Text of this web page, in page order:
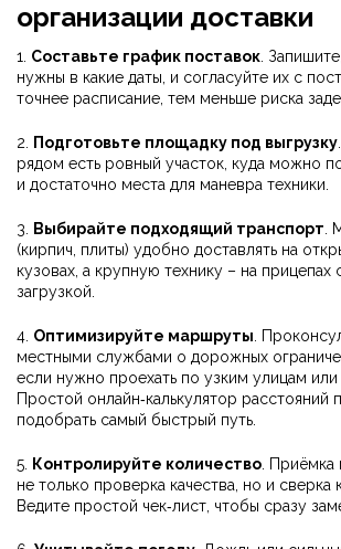
организации доставки
1. Составьте график поставок .
нужны в какие даты, и согласуйте их с
точнее расписание, тем меньше риска
2. Подготовьте площадку под выгрузку
рядом есть ровный участок, куда можно
и достаточно места для маневра техники.
3. Выбирайте подходящий транспорт .
(кирпич, плиты) удобно доставлять на
кузовах, а крупную технику – на прицепах
загрузкой.
4. Оптимизируйте маршруты .
местными службами о дорожных
если нужно проехать по узким улицам или
Простой онлайн‑калькулятор расстояний
подобрать самый быстрый путь.
5. Контролируйте количество .
не только проверка качества, но и сверка
Ведите простой чек‑лист, чтобы сразу